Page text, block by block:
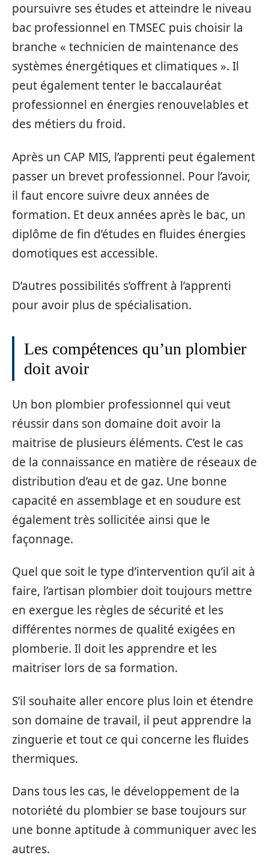
poursuivre ses études et atteindre le niveau
bac professionnel en TMSEC puis choisir la
branche « technicien de maintenance des
systèmes énergétiques et climatiques ». Il
peut également tenter le baccalauréat
professionnel en énergies renouvelables et
des métiers du froid.
Après un CAP MIS, l’apprenti peut également
passer un brevet professionnel. Pour l’avoir,
il faut encore suivre deux années de
formation. Et deux années après le bac, un
diplôme de fin d’études en fluides énergies
domotiques est accessible.
D’autres possibilités s’offrent à l’apprenti
pour avoir plus de spécialisation.
Les compétences qu’un plombier
doit avoir
Un bon plombier professionnel qui veut
réussir dans son domaine doit avoir la
maitrise de plusieurs éléments. C’est le cas
de la connaissance en matière de réseaux de
distribution d’eau et de gaz. Une bonne
capacité en assemblage et en soudure est
également très sollicitée ainsi que le
façonnage.
Quel que soit le type d’intervention qu’il ait à
faire, l’artisan plombier doit toujours mettre
en exergue les règles de sécurité et les
différentes normes de qualité exigées en
plomberie. Il doit les apprendre et les
maitriser lors de sa formation.
S’il souhaite aller encore plus loin et étendre
son domaine de travail, il peut apprendre la
zinguerie et tout ce qui concerne les fluides
thermiques.
Dans tous les cas, le développement de la
notoriété du plombier se base toujours sur
une bonne aptitude à communiquer avec les
autres.